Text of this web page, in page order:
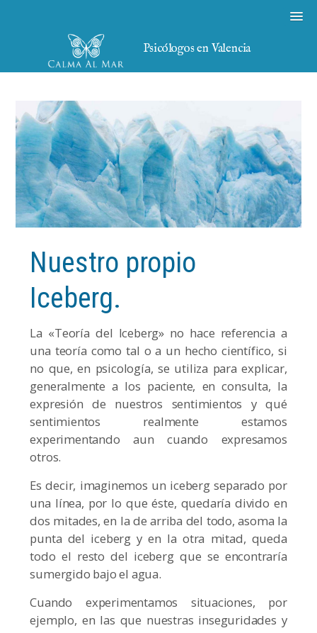
Psicólogos en Valencia
Nuestro propio
Iceberg.
La «Teoría del Iceberg» no hace referencia a
una teoría como tal o a un hecho científico, si
no que, en psicología, se utiliza para explicar,
generalmente a los paciente, en consulta, la
expresión de nuestros sentimientos y qué
sentimientos realmente estamos
experimentando aun cuando expresamos
otros.
Es decir, imaginemos un iceberg separado por
una línea, por lo que éste, quedaría divido en
dos mitades, en la de arriba del todo, asoma la
punta del iceberg y en la otra mitad, queda
todo el resto del iceberg que se encontraría
sumergido bajo el agua.
Cuando experimentamos situaciones, por
ejemplo, en las que nuestras inseguridades y